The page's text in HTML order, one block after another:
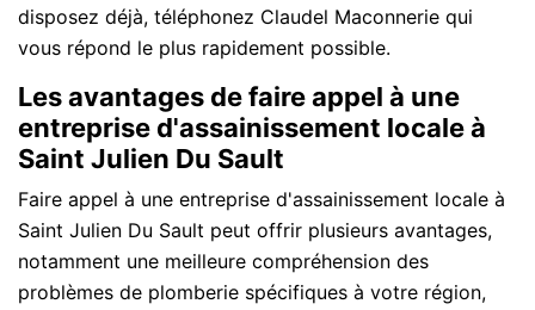
disposez déjà, téléphonez Claudel Maconnerie qui
vous répond le plus rapidement possible.
Les avantages de faire appel à une
entreprise d'assainissement locale à
Saint Julien Du Sault
Faire appel à une entreprise d'assainissement locale à
Saint Julien Du Sault peut offrir plusieurs avantages,
notamment une meilleure compréhension des
problèmes de plomberie spécifiques à votre région,